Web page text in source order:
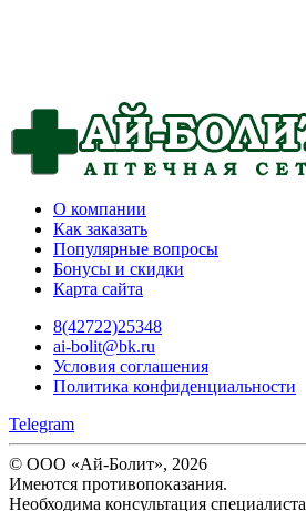
О компании
Как заказать
Популярные вопросы
Бонусы и скидки
Карта сайта
8(42722)25348
ai-bolit@bk.ru
Условия соглашения
Политика конфиденциальности
Telegram
© ООО «Ай-Болит», 2026
Имеются противопоказания.
Необходима консультация специалиста